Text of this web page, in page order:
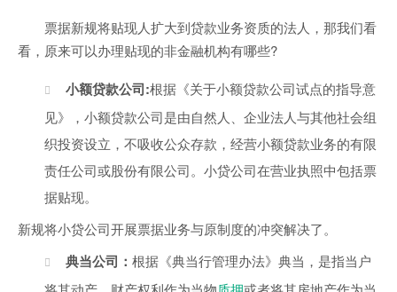
票据新规将贴现人扩大到贷款业务资质的法人，那我们看
看，原来可以办理贴现的非金融机构有哪些?
小额贷款公司:根据《关于小额贷款公司试点的指导意
见》，小额贷款公司是由自然人、企业法人与其他社会组
织投资设立，不吸收公众存款，经营小额贷款业务的有限
责任公司或股份有限公司。小贷公司在营业执照中包括票
据贴现。
新规将小贷公司开展票据业务与原制度的冲突解决了。
典当公司： 根据《典当行管理办法》典当，是指当户